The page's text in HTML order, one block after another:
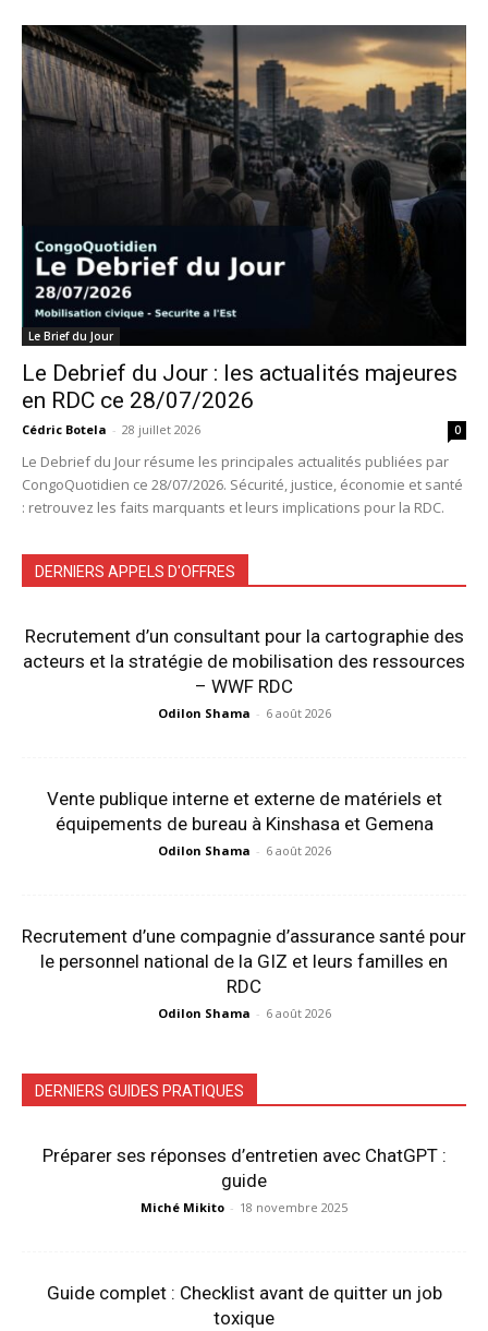
Le Brief du Jour
Le Debrief du Jour : les actualités majeures
en RDC ce 28/07/2026
Cédric Botela - 28 juillet 2026 0
Le Debrief du Jour résume les principales actualités publiées par
CongoQuotidien ce 28/07/2026. Sécurité, justice, économie et santé
: retrouvez les faits marquants et leurs implications pour la RDC.
DERNIERS APPELS D'OFFRES
Recrutement d’un consultant pour la cartographie des
acteurs et la stratégie de mobilisation des ressources
– WWF RDC
Odilon Shama - 6 août 2026
Vente publique interne et externe de matériels et
équipements de bureau à Kinshasa et Gemena
Odilon Shama - 6 août 2026
Recrutement d’une compagnie d’assurance santé pour
le personnel national de la GIZ et leurs familles en
RDC
Odilon Shama - 6 août 2026
DERNIERS GUIDES PRATIQUES
Préparer ses réponses d’entretien avec ChatGPT :
guide
Miché Mikito - 18 novembre 2025
Guide complet : Checklist avant de quitter un job
toxique